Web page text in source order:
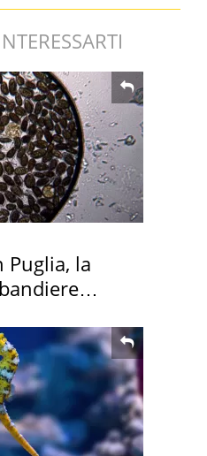
Puglia, la